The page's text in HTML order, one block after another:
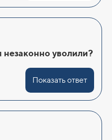
незаконно уволили?
Показать ответ